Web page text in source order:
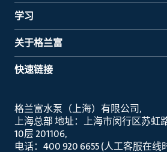
学习
关于格兰富
快速链接
格兰富水泵（上海）有限公司
上海总部 地址：上海市闵行区苏虹
10层 201106
电话：400 920 6655 (人工客服在线